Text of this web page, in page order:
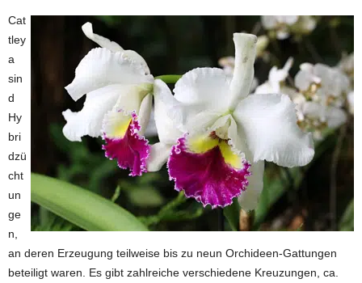
Cat
tley
a
sin
d
Hy
bri
dzü
cht
un
ge
n,
an deren Erzeugung teilweise bis zu neun Orchideen-Gattungen
beteiligt waren. Es gibt zahlreiche verschiedene Kreuzungen, ca.